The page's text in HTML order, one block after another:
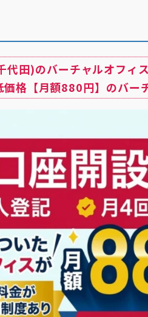
代田)のバーチャルオフィス
格【月額880円】のバー